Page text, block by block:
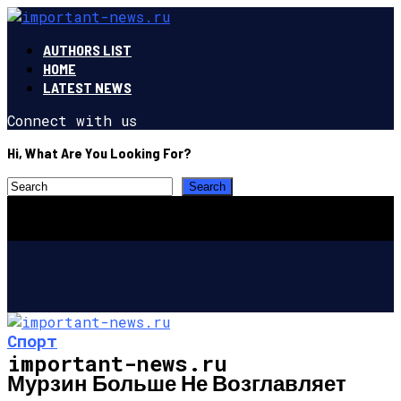
AUTHORS LIST
HOME
LATEST NEWS
Connect with us
Hi, What Are You Looking For?
important-news.ru
Спорт
Мурзин Больше Не Возглавляет